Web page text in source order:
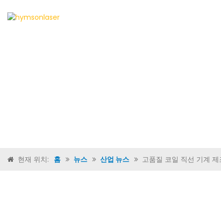
현재 위치: 홈 뉴스 산업 뉴스 고품질 코일 직선 기계